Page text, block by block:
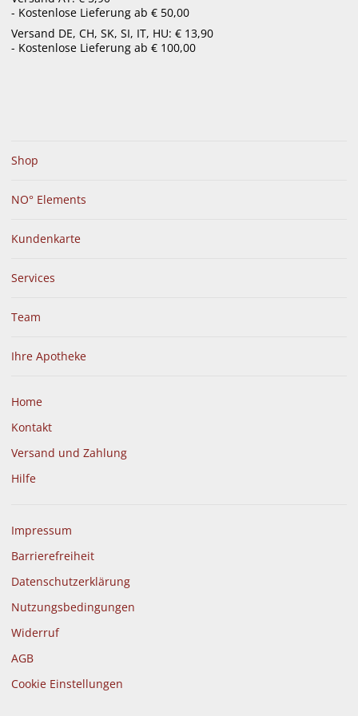
- Kostenlose Lieferung ab € 50,00
Versand DE, CH, SK, SI, IT, HU: € 13,90
- Kostenlose Lieferung ab € 100,00
Shop
NO° Elements
Kundenkarte
Services
Team
Ihre Apotheke
Home
Kontakt
Versand und Zahlung
Hilfe
Impressum
Barrierefreiheit
Datenschutzerklärung
Nutzungsbedingungen
Widerruf
AGB
Cookie Einstellungen